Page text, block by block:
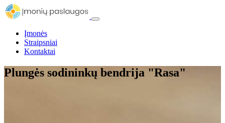
Įmonės
Straipsniai
Kontaktai
Plungės sodininkų bendrija "Rasa"